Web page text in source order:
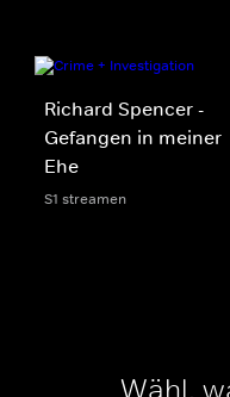
Richard Spencer -
Gefangen in meiner
Ehe
S1 streamen
Wähl,